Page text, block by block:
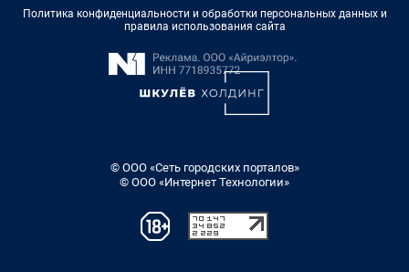
Политика конфиденциальности и обработки персональных данных и
правила использования сайта
© ООО «Сеть городских порталов»
© ООО «Интернет Технологии»